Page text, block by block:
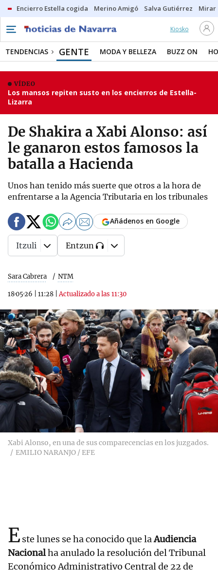
Encierro Estella cogida Merino Amigó Salva Gutiérrez Mirar
Kiosko
TENDENCIAS GENTE MODA Y BELLEZA BUZZ ON
VÍDEO
Los mansos repiten susto en los encierros de Estella-
Lizarra
De Shakira a Xabi Alonso: así
le ganaron estos famosos la
batalla a Hacienda
Unos han tenido más suerte que otros a la hora de
enfrentarse a la Agencia Tributaria en los tribunales
Sara Cabrera NTM
18·05·26 11:28 |Actualizado a las 11:30
Añádenos en Google
Itzuli Entzun
Xabi Alonso, en una de sus comparecencias en los juzgados.
EMILIO NARANJO / EFE
Este lunes se ha conocido que laAudiencia
Nacionalha anulado la resolución del Tribunal
Económico Administrativo Central de 22 de